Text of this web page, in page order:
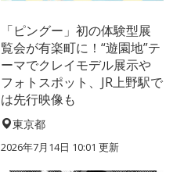
「ピングー」初の体験型展
覧会が有楽町に！“遊園地”テ
ーマでクレイモデル展示や
フォトスポット、JR上野駅で
は先行映像も
東京都
2026年7月14日 10:01 更新